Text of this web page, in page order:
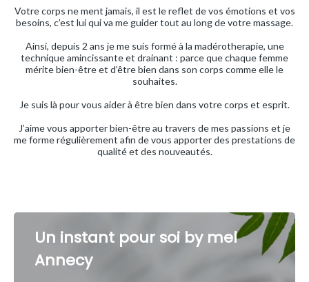
Votre corps ne ment jamais, il est le reflet de vos émotions et vos
besoins, c’est lui qui va me guider tout au long de votre massage.
Ainsi, depuis 2 ans je me suis formé à la madérotherapie, une
technique amincissante et drainant : parce que chaque femme
mérite bien-être et d’être bien dans son corps comme elle le
souhaites.
Je suis là pour vous aider à être bien dans votre corps et esprit.
J’aime vous apporter bien-être au travers de mes passions et je
me forme régulièrement afin de vous apporter des prestations de
qualité et des nouveautés.
Un instant pour soi by mel
Annecy